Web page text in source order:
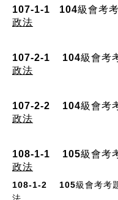
107-1-1 104級會考
政法
107-2-1 104級會
政法
107-2-2 104級會
政法
108-1-1 105級會
政法
108-1-2 105級會考